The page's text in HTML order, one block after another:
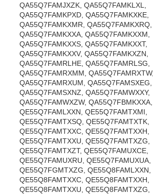
QA55Q7FAMJXZK, QA55Q7FAMKLXL,
QA55Q7FAMKPXD, QA55Q7FAMKXKE,
QA55Q7FAMKXMR, QA55Q7FAMKXRQ,
QA55Q7FAMKXXA, QA55Q7FAMKXXM,
QA55Q7FAMKXXS, QA55Q7FAMKXXT,
QA55Q7FAMKXXV, QA55Q7FAMKXZN,
QA55Q7FAMRLHE, QA55Q7FAMRLSG,
QA55Q7FAMRXMM, QA55Q7FAMRXTW,
QA55Q7FAMRXUM, QA55Q7FAMSXEG,
QA55Q7FAMSXNZ, QA55Q7FAMWXXY,
QA55Q7FAMWXZW, QA55Q7FBMKXXA,
QE55Q7FAMLXXN, QE55Q7FAMTXMI,
QE55Q7FAMTXSQ, QE55Q7FAMTXTK,
QE55Q7FAMTXXC, QE55Q7FAMTXXH,
QE55Q7FAMTXXU, QE55Q7FAMTXZG,
QE55Q7FAMTXZT, QE55Q7FAMUXCE,
QE55Q7FAMUXRU, QE55Q7FAMUXUA,
QE55Q7FGMTXZG, QE55Q8FAMLXXN,
QE55Q8FAMTXXC, QE55Q8FAMTXXH,
QE55Q8FAMTXXU, QE55Q8FAMTXZG,